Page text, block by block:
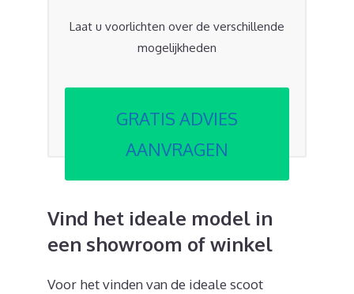
Laat u voorlichten over de verschillende
mogelijkheden
GRATIS ADVIES
AANVRAGEN
Vind het ideale model in
een showroom of winkel
Voor het vinden van de ideale scoot